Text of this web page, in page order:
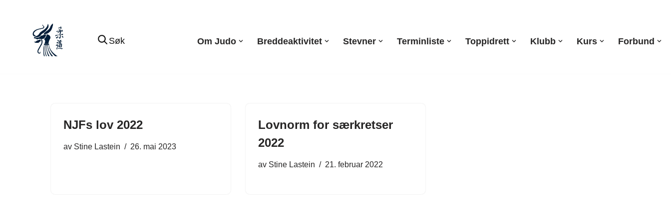
innholdet
Søk Om Judo Breddeaktivitet Stevner Terminliste Toppidrett Klubb Kurs Forbund
NJFs lov 2022
av Stine Lastein 26. mai 2023
Lovnorm for særkretser
2022
av Stine Lastein 21. februar 2022